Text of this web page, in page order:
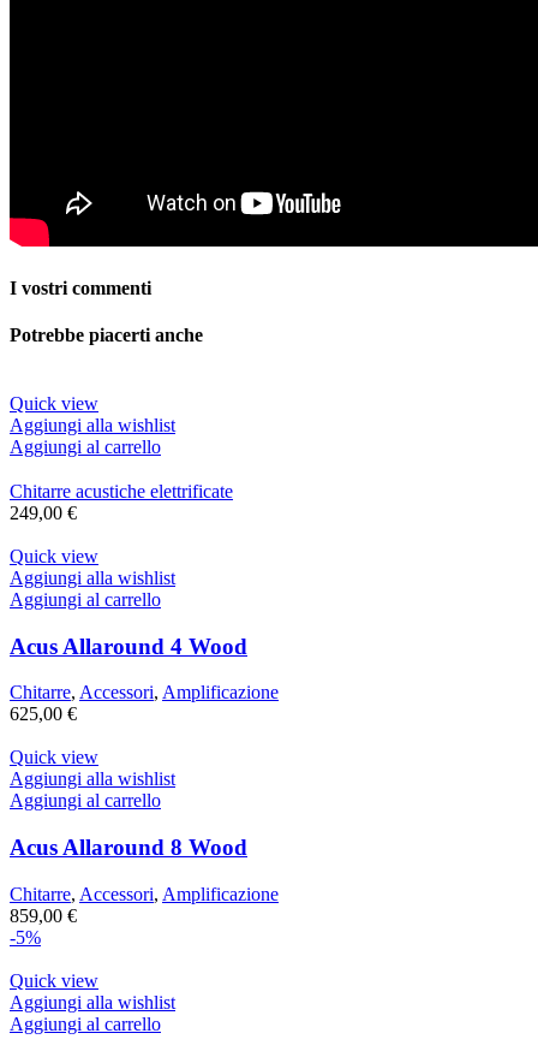
I vostri commenti
Potrebbe piacerti anche
Quick view
Aggiungi alla wishlist
Aggiungi al carrello
Chitarre acustiche elettrificate
249,00 €
Quick view
Aggiungi alla wishlist
Aggiungi al carrello
Acus Allaround 4 Wood
Chitarre, Accessori, Amplificazione
625,00 €
Quick view
Aggiungi alla wishlist
Aggiungi al carrello
Acus Allaround 8 Wood
Chitarre, Accessori, Amplificazione
859,00 €
-5%
Quick view
Aggiungi alla wishlist
Aggiungi al carrello